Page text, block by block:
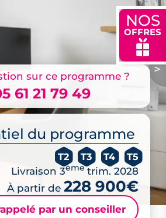
NOS
OFFRES
🎁
>
sur ce programme ?
61 21 79 49
du programme
T2 T3 T4 T5
Livraison 3èmetrim. 2028
À partir de 228 900€
par un conseiller